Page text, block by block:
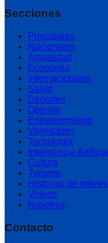
Secciones
Principales
Nacionales
Actualidad
Economía
Internacionales
Salud
Deportes
Opinión
Entretenimiento
Variedades
Tecnología
Inteligencia Artificial
Cultura
Turismo
Historias de Interés
Videos
Nosotros
Contacto